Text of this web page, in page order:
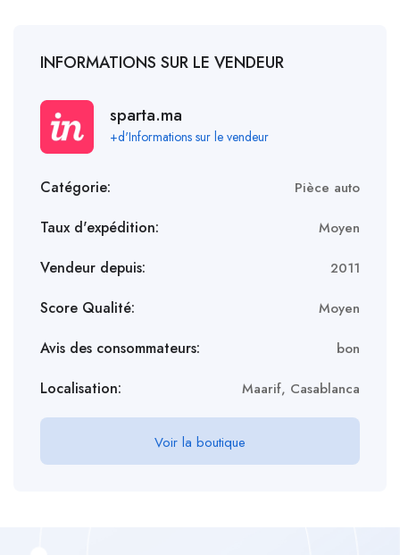
INFORMATIONS SUR LE VENDEUR
sparta.ma
+d'Informations sur le vendeur
Catégorie: Pièce auto
Taux d'expédition: Moyen
Vendeur depuis: 2011
Score Qualité: Moyen
Avis des consommateurs: bon
Localisation: Maarif, Casablanca
Voir la boutique